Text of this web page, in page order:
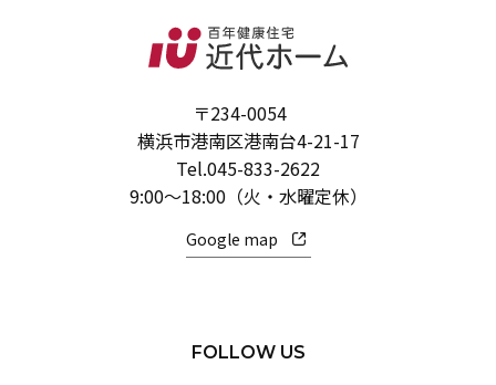
〒234-0054
横浜市港南区港南台4-21-17
Tel.045-833-2622
9:00～18:00（火・水曜定休）
Google map
FOLLOW US